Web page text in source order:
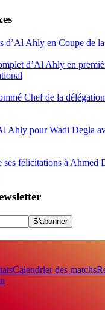
d’Al Ahly en Coupe de
d’Al Ahly en
Chef de la
Ahly pour Wadi Degla
ses félicitations à Ahmed
S'abonner
Calendrier des matchs